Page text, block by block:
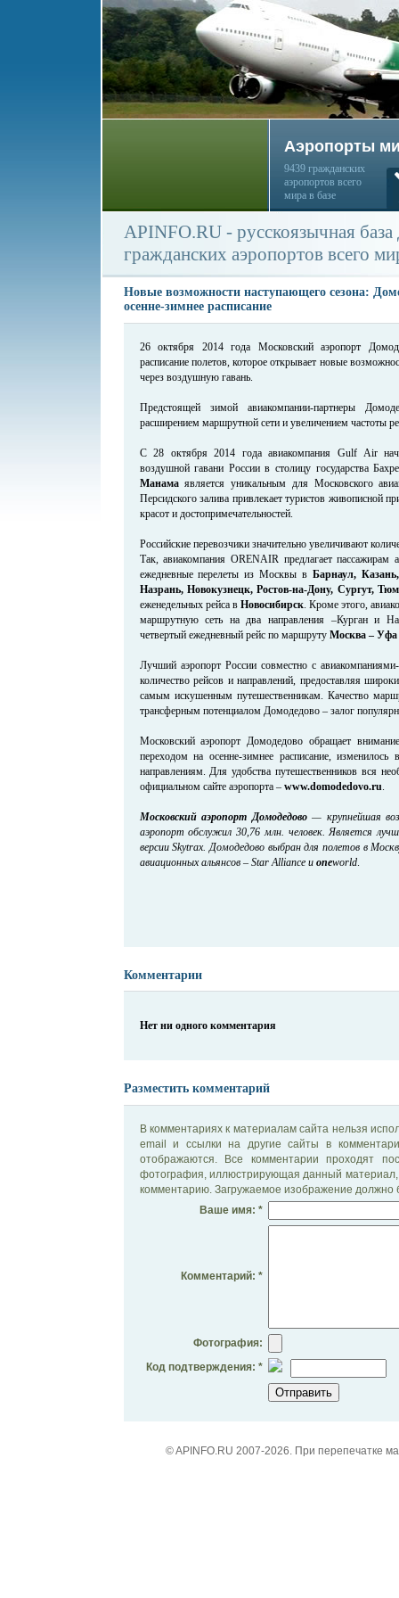
Аэропорты
9439 гражданских
аэропортов всего
мира в базе
APINFO.RU - русскоязычная
гражданских аэропортов всего
Новые возможности наступающего сезона:
осенне-зимнее расписание
26 октября 2014 года Московский аэропорт
расписание полетов, которое открывает новые
через воздушную гавань.
Предстоящей зимой авиакомпании-партнеры
расширением маршрутной сети и увеличением частоты
С 28 октября 2014 года авиакомпания Gulf Air
воздушной гавани России в столицу государства
Манамаявляется уникальным для Московского
Персидского залива привлекает туристов живописной
красот и достопримечательностей.
Российские перевозчики значительно увеличивают
Так, авиакомпания ORENAIR предлагает пассажирам
ежедневные перелеты из Москвы в Барнаул,
Назрань, Новокузнецк, Ростов-на-Дону, Сургут,
еженедельных рейса в Новосибирск. Кроме этого,
маршрутную сеть на два направления –Курган и
четвертый ежедневный рейс по маршруту Москва – Уфа
Лучший аэропорт России совместно с
количество рейсов и направлений, предоставляя
самым искушенным путешественникам. Качество
трансферным потенциалом Домодедово – залог
Московский аэропорт Домодедово обращает
переходом на осенне-зимнее расписание,
направлениям. Для удобства путешественников вся
официальном сайте аэропорта – www.domodedovo.ru
Московский аэропорт Домодедово— крупнейшая
аэропорт обслужил 30,76 млн. человек. Является
версии Skytrax. Домодедово выбран для полетов в
авиационных альянсов – Star Alliance и oneworld.
Комментарии
Нет ни одного комментария
Разместить комментарий
В комментариях к материалам сайта нельзя
email и ссылки на другие сайты в
отображаются. Все комментарии проходят
фотография, иллюстрирующая данный материал,
комментарию. Загружаемое изображение должно
Ваше имя: *
Комментарий: *
Фотография:
Код подтверждения: *
© APINFO.RU 2007-2026. При перепечатке